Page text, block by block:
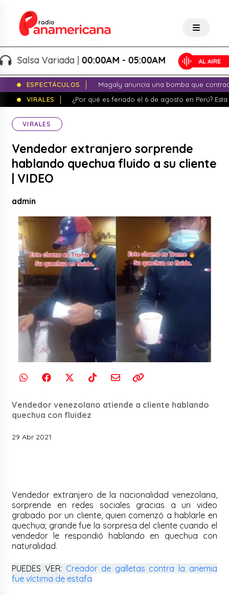
Variada |00:00AM - 05:00AM
ESPECTÁCULOS
Magaly anuncia una bomba que
VIRALES
¿Por qué es feriado el 6 de agosto en Perú?
VIRALES
Vendedor extranjero sorprende
hablando quechua fluido a su cliente
| VIDEO
admin
Vendedor venezolano atiende a cliente hablando
quechua con fluidez
29 Abr 2021
Vendedor extranjero de la nacionalidad venezolana,
sorprende en redes sociales gracias a un video
grabado por un cliente, quien comenzó a hablarle en
quechua; grande fue la sorpresa del cliente cuando el
vendedor le respondió hablando en quechua con
naturalidad.
PUEDES VER: Creador de galletas contra la anemia
fue víctima de estafa